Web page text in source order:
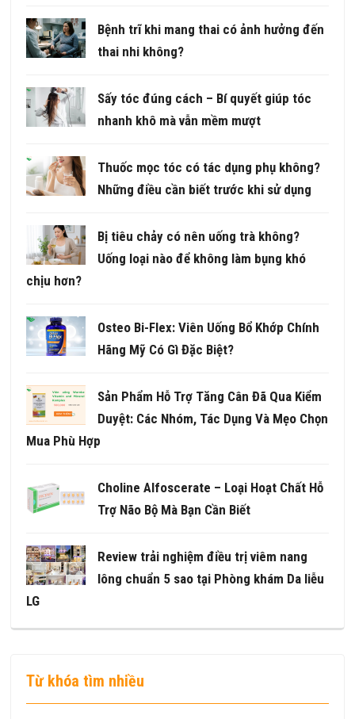
Bệnh trĩ khi mang thai có ảnh hưởng đến
thai nhi không?
Sấy tóc đúng cách – Bí quyết giúp tóc
nhanh khô mà vẫn mềm mượt
Thuốc mọc tóc có tác dụng phụ không?
Những điều cần biết trước khi sử dụng
Bị tiêu chảy có nên uống trà không?
Uống loại nào để không làm bụng khó
chịu hơn?
Osteo Bi-Flex: Viên Uống Bổ Khớp Chính
Hãng Mỹ Có Gì Đặc Biệt?
Sản Phẩm Hỗ Trợ Tăng Cân Đã Qua Kiểm
Duyệt: Các Nhóm, Tác Dụng Và Mẹo Chọn
Mua Phù Hợp
Choline Alfoscerate – Loại Hoạt Chất Hỗ
Trợ Não Bộ Mà Bạn Cần Biết
Review trải nghiệm điều trị viêm nang
lông chuẩn 5 sao tại Phòng khám Da liễu
LG
Từ khóa tìm nhiều